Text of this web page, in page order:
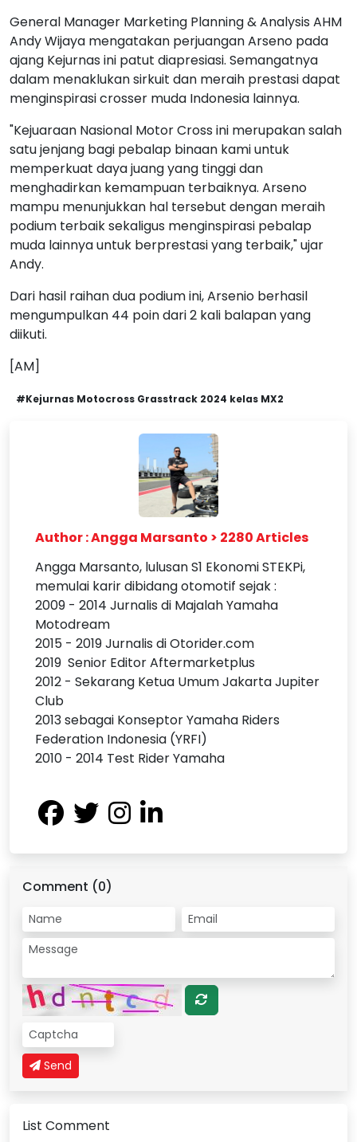
General Manager Marketing Planning & Analysis AHM
Andy Wijaya mengatakan perjuangan Arseno pada
ajang Kejurnas ini patut diapresiasi. Semangatnya
dalam menaklukan sirkuit dan meraih prestasi dapat
menginspirasi crosser muda Indonesia lainnya.
"Kejuaraan Nasional Motor Cross ini merupakan salah
satu jenjang bagi pebalap binaan kami untuk
memperkuat daya juang yang tinggi dan
menghadirkan kemampuan terbaiknya. Arseno
mampu menunjukkan hal tersebut dengan meraih
podium terbaik sekaligus menginspirasi pebalap
muda lainnya untuk berprestasi yang terbaik," ujar
Andy.
Dari hasil raihan dua podium ini, Arsenio berhasil
mengumpulkan 44 poin dari 2 kali balapan yang
diikuti.
[AM]
#Kejurnas Motocross Grasstrack 2024 kelas MX2
Author : Angga Marsanto > 2280 Articles
Angga Marsanto, lulusan S1 Ekonomi STEKPi,
memulai karir dibidang otomotif sejak :
2009 - 2014 Jurnalis di Majalah Yamaha
Motodream
2015 - 2019 Jurnalis di Otorider.com
2019 Senior Editor Aftermarketplus
2012 - Sekarang Ketua Umum Jakarta Jupiter
Club
2013 sebagai Konseptor Yamaha Riders
Federation Indonesia (YRFI)
2010 - 2014 Test Rider Yamaha
Comment (0)
Send
List Comment